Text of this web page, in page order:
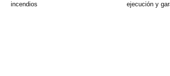
incendios
ejecución y